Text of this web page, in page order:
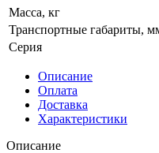
Масса, кг
Транспортные габариты,
Серия
Описание
Оплата
Доставка
Характеристики
Описание